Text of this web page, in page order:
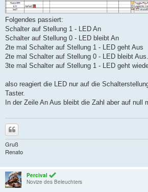
a
g
Folgendes passiert:
Schalter auf Stellung 1 - LED An
Schalter auf Stellung 0 - LED bleibt An
2te mal Schalter auf Stellung 1 - LED geht Aus
2te mal Schalter auf Stellung 0 - LED bleibt Aus.
3te mal Schalter auf Stellung 1 - LED geht
also reagiert die LED nur auf die
Taster.
In der Zeile An Aus bleibt die Zahl aber auf null
Gruß
Renato
Percival
Novize des Beleuchters